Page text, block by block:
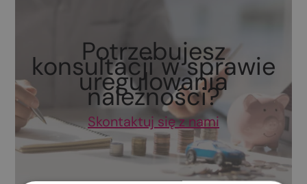
Potrzebujesz
konsultacji w sprawie
uregulowania
należności?
Skontaktuj się z nami